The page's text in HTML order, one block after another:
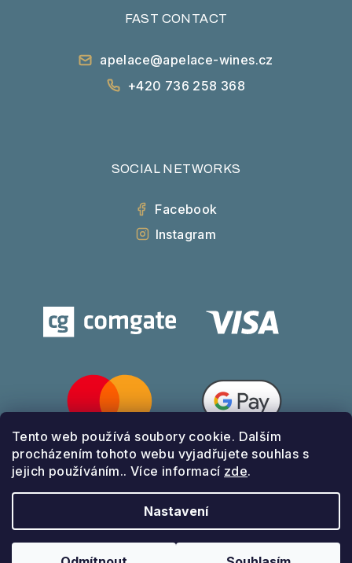
Tento web používá soubory cookie. Dalším
procházením tohoto webu vyjadřujete souhlas s
jejich používáním.. Více informací zde.
Nastavení
FAST CONTACT
apelace@apelace-wines.cz
+420 736 258 368
SOCIAL NETWORKS
Facebook
Instagram
práva vyhrazena.